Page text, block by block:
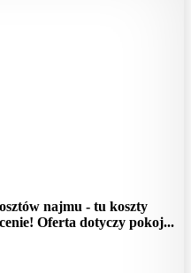
najmu - tu koszty
Oferta dotyczy pokoj...